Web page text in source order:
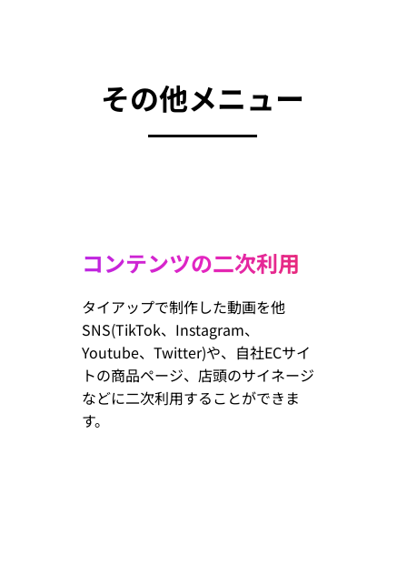
その他メニュー
コンテンツの二次利用
タイアップで制作した動画を他
SNS(TikTok、Instagram、
Youtube、Twitter)や、自社ECサイ
トの商品ページ、店頭のサイネージ
などに二次利用することができま
す。